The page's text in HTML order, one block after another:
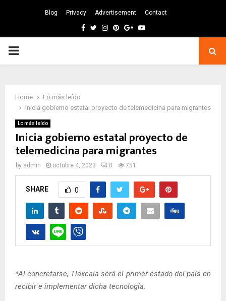
Blog Privacy Advertisement Contact
Facebook
TwitterInstagram
Pinterest
GoogleYoutube
PRIMARY
Home
Lo más leído
Inicia gobierno estatal proyecto de telemedicina para migrantes
Lo más leído
Inicia gobierno estatal proyecto de
telemedicina para migrantes
by admin octubre 4, 2023 0 751
SHARE 0
*Al concretarse, Tlaxcala será el primer estado del país en
recibir e implementar dicha tecnología.